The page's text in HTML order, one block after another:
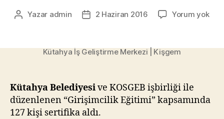
Yazının
Yazar admin
Yazı2 Haziran 2016 Yorum yok
Kütahya İş Geliştirme Merkezi | Kişgem
Kütahya Belediyesive KOSGEB işbirliği ile
düzenlenen “Girişimcilik Eğitimi” kapsamında
127 kişi sertifika aldı.